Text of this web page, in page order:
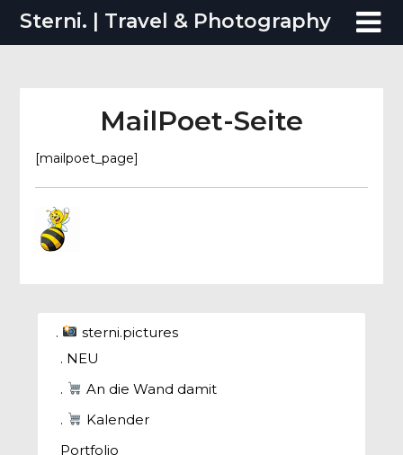
SkipSterni. | Travel & Photography
MailPoet-Seite
[mailpoet_page]
.
sterni.pictures
. NEU
.
An die Wand damit
.
Kalender
Portfolio